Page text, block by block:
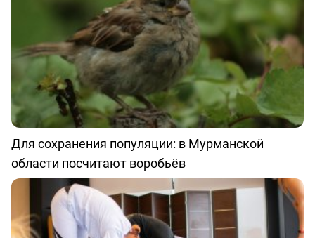
Для сохранения популяции: в Мурманской
области посчитают воробьёв